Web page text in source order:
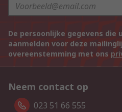
De persoonlijke gegevens
aanmelden voor deze
overeenstemming met ons
Neem contact op
023 51 66 555